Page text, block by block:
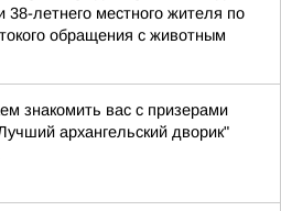
38-летнего местного жителя по
обращения с животным
знакомить вас с призерами
архангельский дворик"